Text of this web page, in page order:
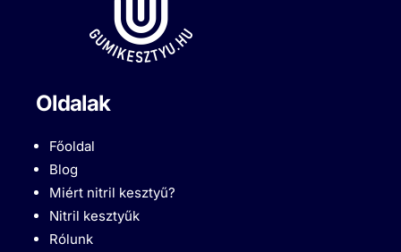
Oldalak
Főoldal
Blog
Miért nitril kesztyű?
Nitril kesztyűk
Rólunk